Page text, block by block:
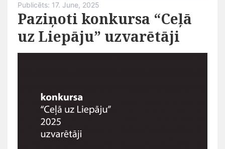
Publicēts: 17. June, 2025
Paziņoti konkursa “Ceļā
uz Liepāju” uzvarētāji